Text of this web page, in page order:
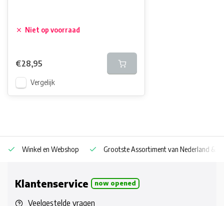
Niet op voorraad
€28,95
Vergelijk
Winkel en Webshop Grootste Assortiment van Nederland &
Klantenservice now opened
Veelgestelde vragen